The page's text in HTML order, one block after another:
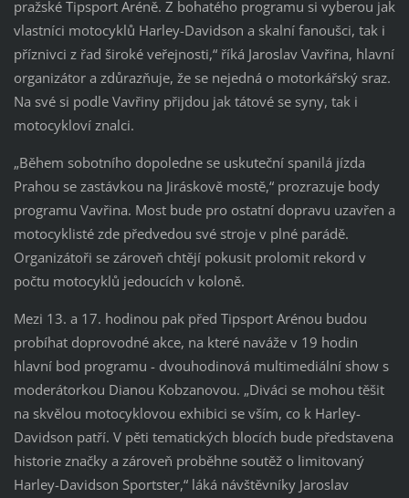
pražské Tipsport Aréně. Z bohatého programu si vyberou jak
vlastníci motocyklů Harley-Davidson a skalní fanoušci, tak i
příznivci z řad široké veřejnosti,“ říká Jaroslav Vavřina, hlavní
organizátor a zdůrazňuje, že se nejedná o motorkářský sraz.
Na své si podle Vavřiny přijdou jak tátové se syny, tak i
motocykloví znalci.
„Během sobotního dopoledne se uskuteční spanilá jízda
Prahou se zastávkou na Jiráskově mostě,“ prozrazuje body
programu Vavřina. Most bude pro ostatní dopravu uzavřen a
motocyklisté zde předvedou své stroje v plné parádě.
Organizátoři se zároveň chtějí pokusit prolomit rekord v
počtu motocyklů jedoucích v koloně.
Mezi 13. a 17. hodinou pak před Tipsport Arénou budou
probíhat doprovodné akce, na které naváže v 19 hodin
hlavní bod programu - dvouhodinová multimediální show s
moderátorkou Dianou Kobzanovou. „Diváci se mohou těšit
na skvělou motocyklovou exhibici se vším, co k Harley-
Davidson patří. V pěti tematických blocích bude představena
historie značky a zároveň proběhne soutěž o limitovaný
Harley-Davidson Sportster,“ láká návštěvníky Jaroslav